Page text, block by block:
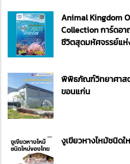
Animal Kingdom
Collection การ์ดอ
ชีวิตสุดมหัศจรรย์แห่
พิพิธภัณฑ์วิทยาศาส
ขอนแก่น
งูเขียวหางไหม้ชนิดใ